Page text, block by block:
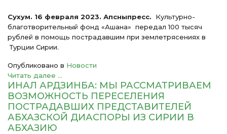
Сухум. 16 февраля 2023. Апсныпресс. Культурно-
благотворительный фонд «Ашана» передал 100 тысяч
рублей в помощь пострадавшим при землетрясениях в
Турции Сирии.
Опубликовано в Новости
Читать далее ...
ИНАЛ АРДЗИНБА: МЫ РАССМАТРИВАЕМ
ВОЗМОЖНОСТЬ ПЕРЕСЕЛЕНИЯ
ПОСТРАДАВШИХ ПРЕДСТАВИТЕЛЕЙ
АБХАЗСКОЙ ДИАСПОРЫ ИЗ СИРИИ В
АБХАЗИЮ